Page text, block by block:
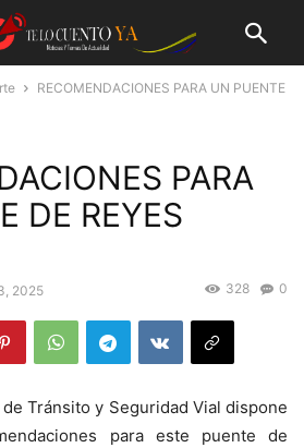
RECOMENDACIONES PARA UN PUENTE
PARA
DE REYES
2025 0
328
Tránsito y Seguridad Vial dispone
para este puente de